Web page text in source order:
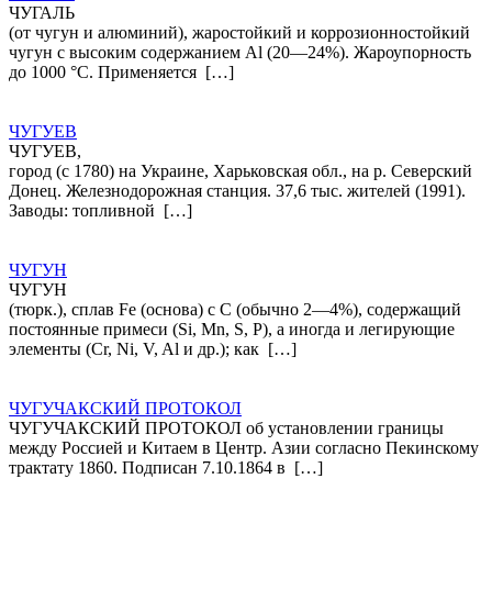
ЧУГАЛЬ
(от чугун и алюминий), жаростойкий и коррозионностойкий
чугун с высоким содержанием Al (20—24%). Жароупорность
до 1000 °С. Применяется […]
ЧУГУЕВ
ЧУГУЕВ,
город (с 1780) на Украине, Харьковская обл., на р. Северский
Донец. Железнодорожная станция. 37,6 тыс. жителей (1991).
Заводы: топливной […]
ЧУГУН
ЧУГУН
(тюрк.), сплав Fe (основа) с С (обычно 2—4%), содержащий
постоянные примеси (Si, Mn, S, P), а иногда и легирующие
элементы (Cr, Ni, V, Al и др.); как […]
ЧУГУЧАКСКИЙ ПРОТОКОЛ
ЧУГУЧАКСКИЙ ПРОТОКОЛ об установлении границы
между Россией и Китаем в Центр. Азии согласно Пекинскому
трактату 1860. Подписан 7.10.1864 в […]